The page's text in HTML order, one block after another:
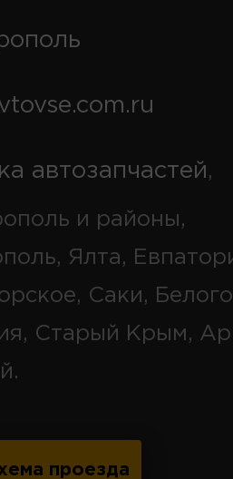
автозапчастей,
и районы,
Ялта,
Саки,
Старый Крым,
проезда